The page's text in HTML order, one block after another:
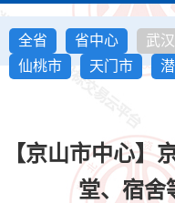
全省 省中心 武
仙桃市
天门市
【京山市中心】
堂、宿舍